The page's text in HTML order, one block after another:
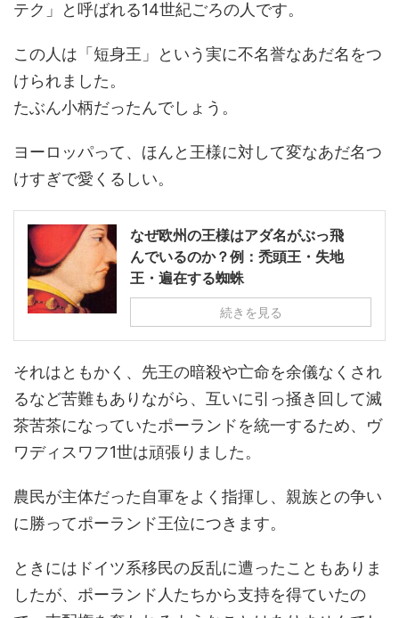
テク」と呼ばれる14世紀ごろの人です。
この人は「短身王」という実に不名誉なあだ名をつ
けられました。
たぶん小柄だったんでしょう。
ヨーロッパって、ほんと王様に対して変なあだ名つ
けすぎで愛くるしい。
なぜ欧州の王様はアダ名がぶっ飛
んでいるのか？例：禿頭王・失地
王・遍在する蜘蛛
続きを見る
それはともかく、先王の暗殺や亡命を余儀なくされ
るなど苦難もありながら、互いに引っ掻き回して滅
茶苦茶になっていたポーランドを統一するため、ヴ
ワディスワフ1世は頑張りました。
農民が主体だった自軍をよく指揮し、親族との争い
に勝ってポーランド王位につきます。
ときにはドイツ系移民の反乱に遭ったこともありま
したが、ポーランド人たちから支持を得ていたの